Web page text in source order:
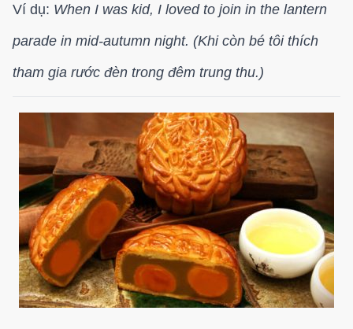
Ví dụ: When I was kid, I loved to join in the lantern
parade in mid-autumn night. (Khi còn bé tôi thích
tham gia rước đèn trong đêm trung thu.)